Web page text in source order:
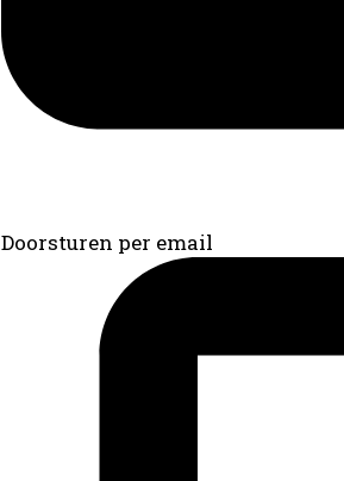
Doorsturen per email